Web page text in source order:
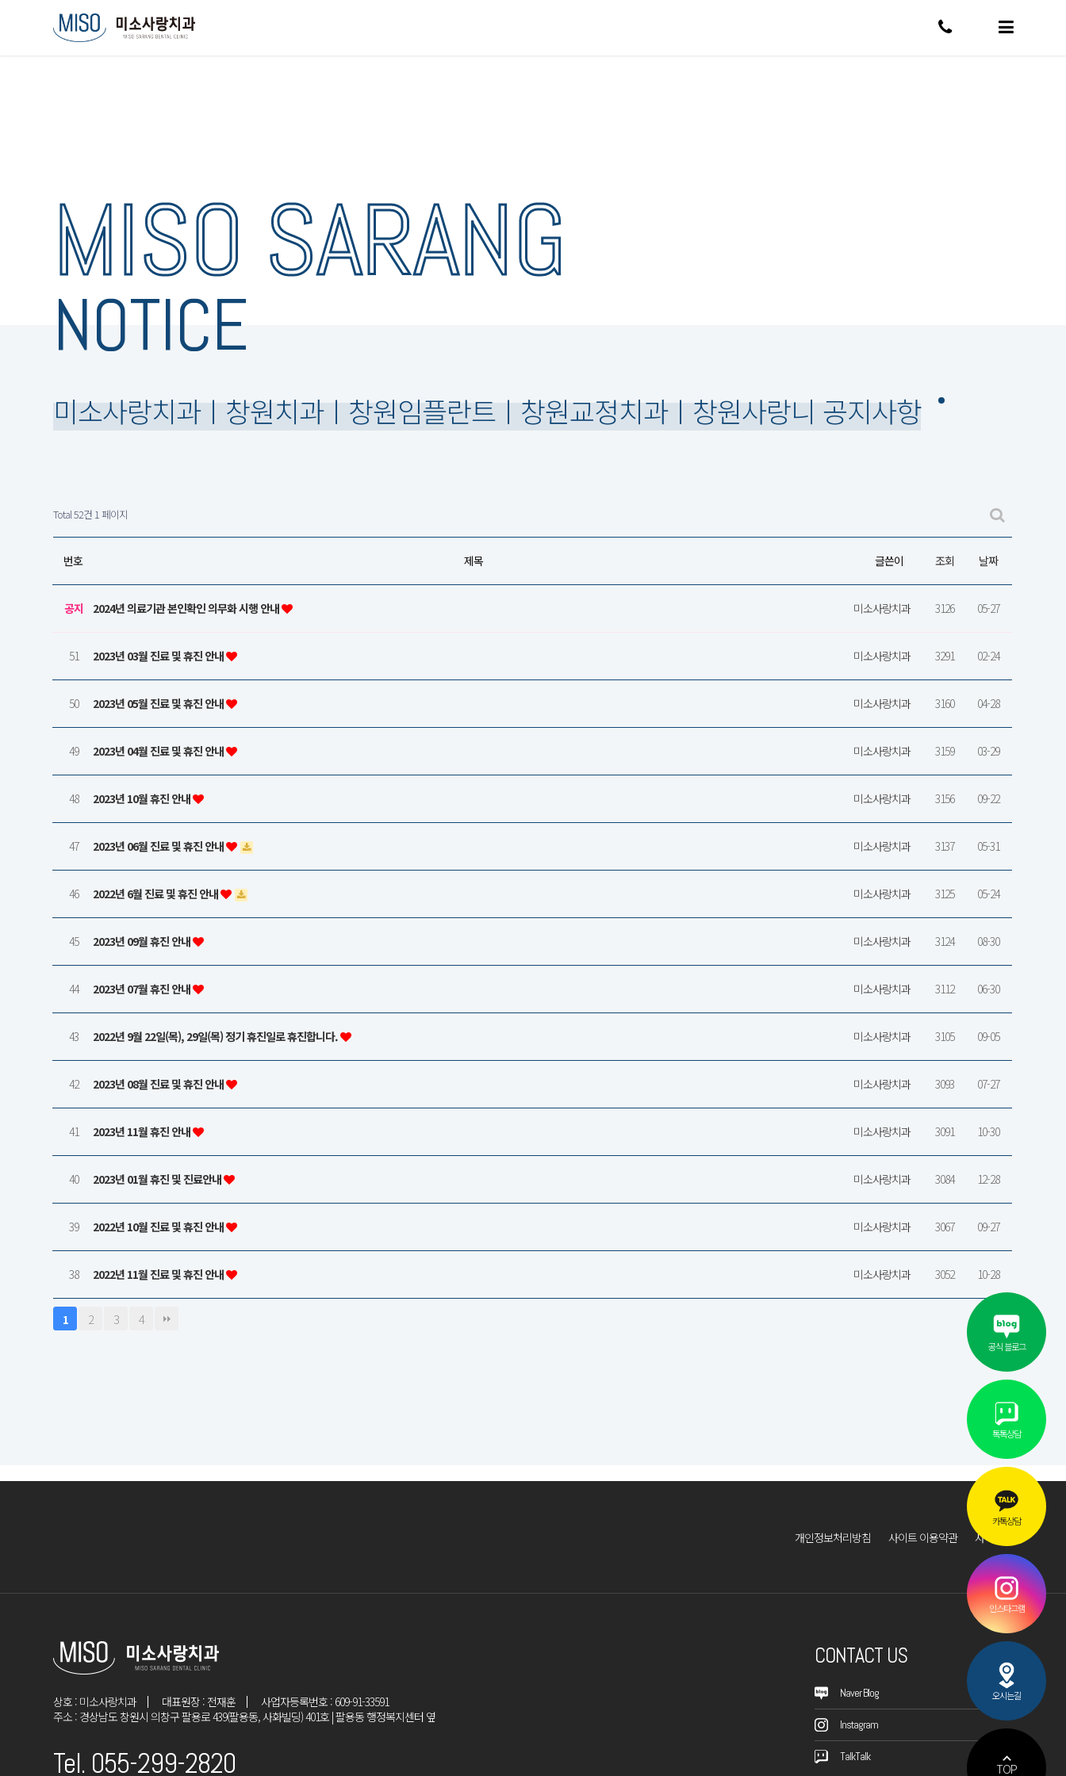
공식 블로그
톡톡상담
카톡상담
인스타그램
오시는길
TOP
MISO SARANG
NOTICE
미소사랑치과ㅣ창원치과ㅣ창원임플란트ㅣ창원교정치과ㅣ창원사랑니 공지사항
Total 52건 1 페이지
번호 제목 글쓴이 조회 날짜
공지 2024년 의료기관 본인확인 의무화 시행 안내 미소사랑치과 3126 05-27
51 2023년 03월 진료 및 휴진 안내 미소사랑치과 3291 02-24
50 2023년 05월 진료 및 휴진 안내 미소사랑치과 3160 04-28
49 2023년 04월 진료 및 휴진 안내 미소사랑치과 3159 03-29
48 2023년 10월 휴진 안내 미소사랑치과 3156 09-22
47 2023년 06월 진료 및 휴진 안내 미소사랑치과 3137 05-31
46 2022년 6월 진료 및 휴진 안내 미소사랑치과 3125 05-24
45 2023년 09월 휴진 안내 미소사랑치과 3124 08-30
44 2023년 07월 휴진 안내 미소사랑치과 3112 06-30
43 2022년 9월 22일(목), 29일(목) 정기 휴진일로 휴진합니다. 미소사랑치과 3105 09-05
42 2023년 08월 진료 및 휴진 안내 미소사랑치과 3093 07-27
41 2023년 11월 휴진 안내 미소사랑치과 3091 10-30
40 2023년 01월 휴진 및 진료안내 미소사랑치과 3084 12-28
39 2022년 10월 진료 및 휴진 안내 미소사랑치과 3067 09-27
38 2022년 11월 진료 및 휴진 안내 미소사랑치과 3052 10-28
1 2 3 4
개인정보처리방침 사이트 이용약관 사이트맵
상호 : 미소사랑치과 대표원장 : 전재훈
사업자등록번호 : 609-91-33591
주소 : 경상남도 창원시 의창구 팔용로 439(팔용동, 사화빌딩) 401호 | 팔용동 행정복지센터 옆
Tel. 055-299-2820
CONTACT US
Naver Blog
Instagram
TalkTalk